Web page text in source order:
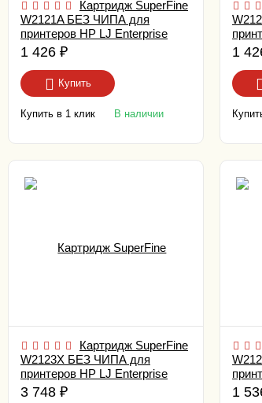
Картридж SuperFine
W2121A БЕЗ ЧИПА для
принтеров HP LJ Enterprise
M554/ 555/ 578 Cyan 4.5K
1 426 ₽
Купить
Купить в 1 клик В наличии
1
Картридж SuperFine
W2123X БЕЗ ЧИПА для
принтеров HP LJ Enterprise
M554/ 555/ 578 Magenta 10K
3 748 ₽ 1